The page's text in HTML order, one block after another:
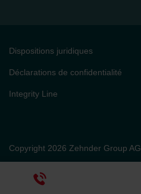
Copyright 2026 Zehnder Group AG
Dispositions juridiques
Déclarations de confidentialité
Integrity Line